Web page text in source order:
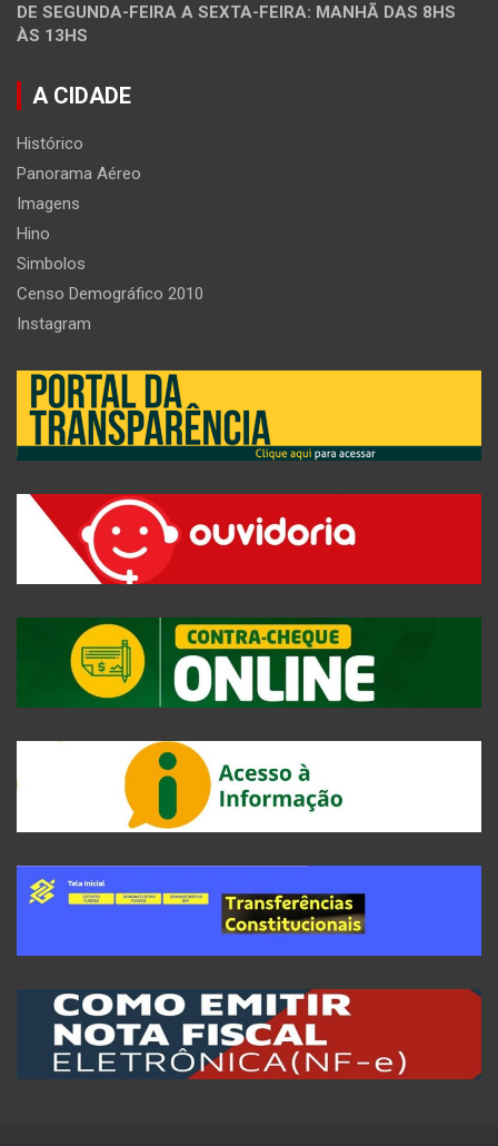
DE SEGUNDA-FEIRA A SEXTA-FEIRA: MANHÃ DAS 8HS
ÀS 13HS
A CIDADE
Histórico
Panorama Aéreo
Imagens
Hino
Simbolos
Censo Demográfico 2010
Instagram